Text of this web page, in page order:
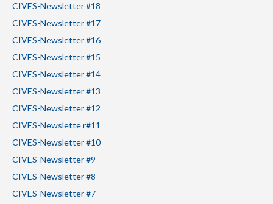
CIVES-Newsletter #18
CIVES-Newsletter #17
CIVES-Newsletter #16
CIVES-Newsletter #15
CIVES-Newsletter #14
CIVES-Newsletter #13
CIVES-Newsletter #12
CIVES-Newslette r#11
CIVES-Newsletter #10
CIVES-Newsletter #9
CIVES-Newsletter #8
CIVES-Newsletter #7